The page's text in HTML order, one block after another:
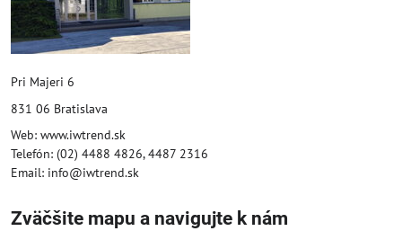
Pri Majeri 6
831 06 Bratislava
Web: www.iwtrend.sk
Telefón: (02) 4488 4826, 4487 2316
Email: info@iwtrend.sk
Zväčšite mapu a navigujte k nám